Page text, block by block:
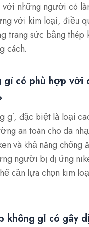
với những người có
với kim loại, điều
trang sức bằng thép
cách.
gỉ có phù hợp với
gỉ, đặc biệt là loại
an toàn cho da
và khả năng chống
người bị dị ứng
cần lựa chọn kim
không gỉ có gây